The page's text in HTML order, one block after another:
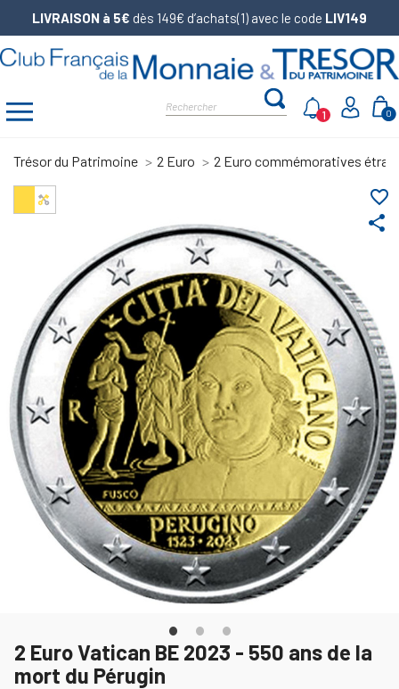
LIVRAISON à 5€ dès 149€ d’achats(1) avec le code LIV149
0
1
Trésor du Patrimoine 2 Euro 2 Euro commémoratives
share
favorite_border
2 Euro Vatican BE 2023 - 550 ans de la
mort du Pérugin